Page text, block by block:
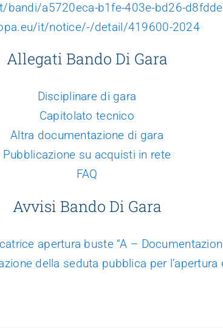
a5720eca-b1fe-403e-bd26-
it/notice/-/detail/419600-2024
Allegati Bando Di Gara
Disciplinare di gara
Capitolato tecnico
Altra documentazione di gara
Pubblicazione su acquisti in rete
FAQ
Avvisi Bando Di Gara
apertura buste “A –
della seduta pubblica per